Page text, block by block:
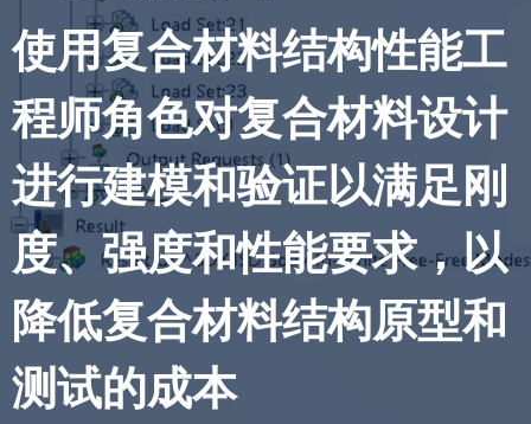
使用复合材料结构性能工
程师角色对复合材料设计
进行建模和验证以满足刚
度、强度和性能要求，以
降低复合材料结构原型和
测试的成本